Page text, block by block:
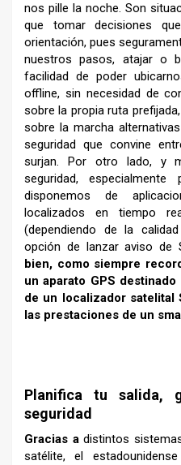
nos pille la noche. Son
que tomar decisiones
orientación, pues
nuestros pasos, atajar o
facilidad de poder
offline, sin necesidad de
sobre la propia ruta
sobre la marcha
seguridad que convine
surjan. Por otro lado, y
seguridad, especialmente
disponemos de
localizados en tiempo
(dependiendo de la
opción de lanzar aviso de
bien, como siempre
un aparato GPS
de un localizador satelital
las prestaciones de un
Planifica tu salida,
seguridad
Gracias adistintos
satélite, el